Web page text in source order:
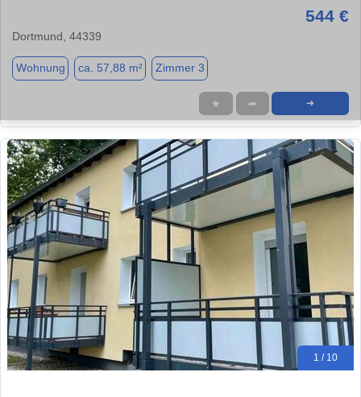
544 €
Dortmund, 44339
Wohnung ca. 57,88 m² Zimmer 3
★ ➦ ➜
1 / 10